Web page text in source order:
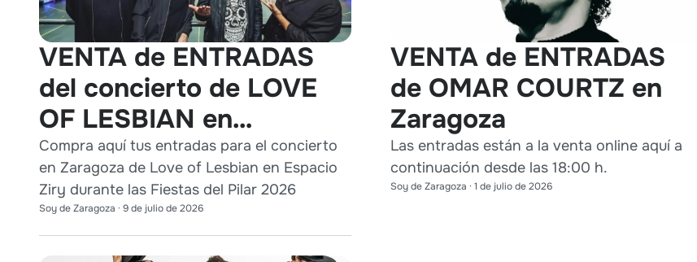
VENTA de ENTRADAS
del concierto de LOVE
OF LESBIAN en
Zaragoza durante Pilares
2026
Compra aquí tus entradas para el concierto
en Zaragoza de Love of Lesbian en Espacio
Ziry durante las Fiestas del Pilar 2026
Soy de Zaragoza · 9 de julio de 2026
VENTA de ENTRADAS
de OMAR COURTZ en
Zaragoza
Las entradas están a la venta online aquí a
continuación desde las 18:00 h.
Soy de Zaragoza · 1 de julio de 2026